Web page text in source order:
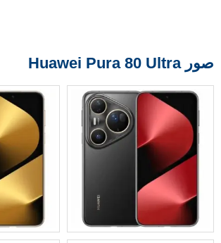
صور Huawei Pura 80 Ultra